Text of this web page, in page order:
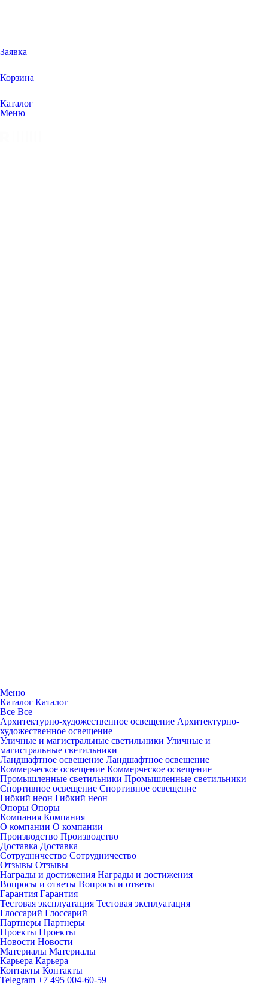
Заявка
Корзина
Каталог
Меню
Меню
Каталог Каталог
Все Все
Архитектурно-художественное освещение Архитектурно-
художественное освещение
Уличные и магистральные светильники Уличные и
магистральные светильники
Ландшафтное освещение Ландшафтное освещение
Коммерческое освещение Коммерческое освещение
Промышленные светильники Промышленные светильники
Спортивное освещение Спортивное освещение
Гибкий неон Гибкий неон
Опоры Опоры
Компания Компания
О компании О компании
Производство Производство
Доставка Доставка
Сотрудничество Сотрудничество
Отзывы Отзывы
Награды и достижения Награды и достижения
Вопросы и ответы Вопросы и ответы
Гарантия Гарантия
Тестовая эксплуатация Тестовая эксплуатация
Глоссарий Глоссарий
Партнеры Партнеры
Проекты Проекты
Новости Новости
Материалы Материалы
Карьера Карьера
Контакты Контакты
Telegram +7 495 004-60-59